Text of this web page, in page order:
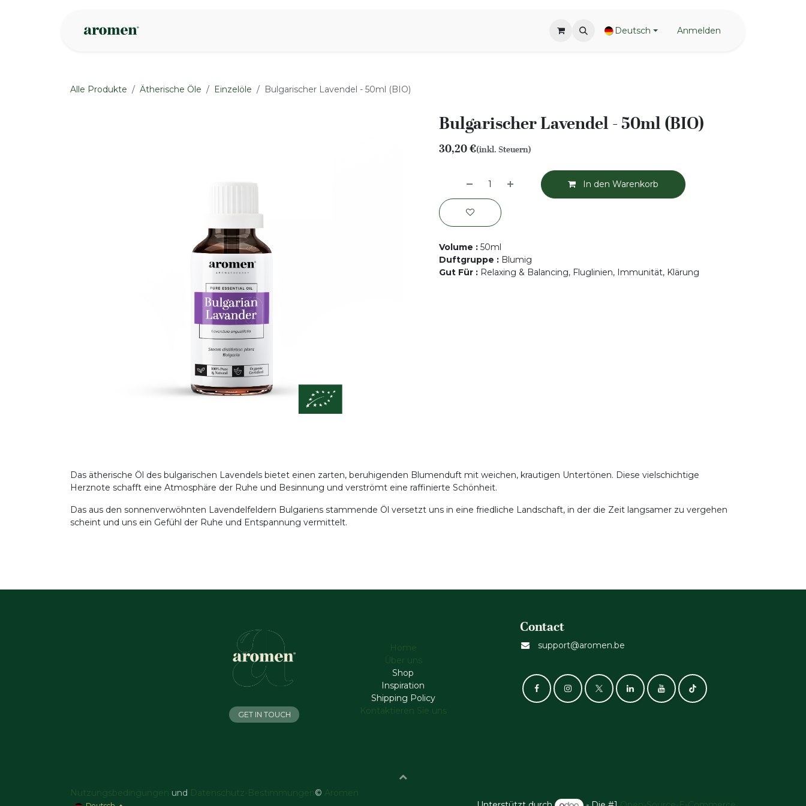
Deutsch Anmelden
Alle Produkte Ätherische Öle Einzelöle Bulgarischer Lavendel - 50ml (BIO)
Bulgarischer Lavendel - 50ml (BIO)
30,20€(inkl. Steuern)
In den Warenkorb
Volume : 50ml
Duftgruppe : Blumig
Gut Für : Relaxing & Balancing, Fluglinien, Immunität, Klärung
Das ätherische Öl des bulgarischen Lavendels bietet einen zarten, beruhigenden Blumenduft mit weichen, krautigen Untertönen. Diese vielschichtige
Herznote schafft eine Atmosphäre der Ruhe und Besinnung und verströmt eine raffinierte Schönheit.
Das aus den sonnenverwöhnten Lavendelfeldern Bulgariens stammende Öl versetzt uns in eine friedliche Landschaft, in der die Zeit langsamer zu vergehen
scheint und uns ein Gefühl der Ruhe und Entspannung vermittelt.
Home
Über uns
Shop
Inspiration
Shipping Policy
Kontaktieren Sie uns
Contact
support@aromen.be
GET IN TOUCH
Nutzungsbedingungen und Datenschutz-Bestimmungen © Aromen